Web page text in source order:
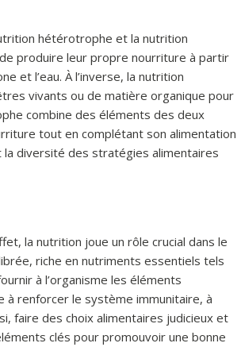
hétérotrophe et la nutrition
produire leur propre nourriture à partir
et l’eau. À l’inverse, la nutrition
vivants ou de matière organique pour
combine des éléments des deux
tout en complétant son alimentation
diversité des stratégies alimentaires
la nutrition joue un rôle crucial dans le
riche en nutriments essentiels tels
à l’organisme les éléments
à renforcer le système immunitaire, à
faire des choix alimentaires judicieux et
clés pour promouvoir une bonne